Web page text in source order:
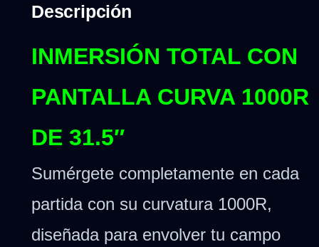
Descripción
INMERSIÓN TOTAL CON
PANTALLA CURVA 1000R
DE 31.5″
Sumérgete completamente en cada
partida con su curvatura 1000R,
diseñada para envolver tu campo